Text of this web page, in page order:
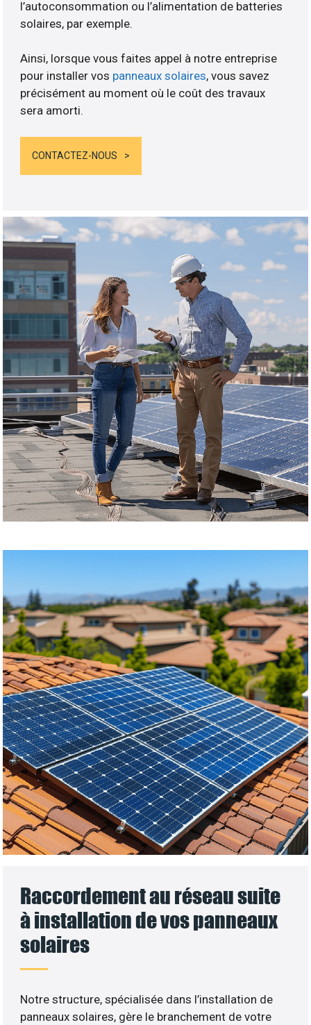
l’autoconsommation ou l’alimentation de batteries
solaires, par exemple.
Ainsi, lorsque vous faites appel à notre entreprise
pour installer vos panneaux solaires, vous savez
précisément au moment où le coût des travaux
sera amorti.
CONTACTEZ-NOUS
Raccordement au réseau suite
à installation de vos panneaux
solaires
Notre structure, spécialisée dans l’installation de
panneaux solaires, gère le branchement de votre